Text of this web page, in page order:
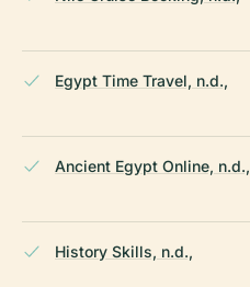
Egypt Time Travel, n.d.,
Ancient Egypt Online, n.d.,
History Skills, n.d.,